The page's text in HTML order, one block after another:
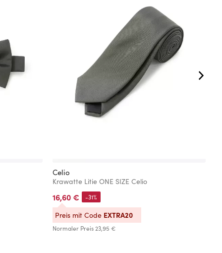
Celio
Krawatte Litie ONE SIZE Celio
16,60 €
Normaler Preis23,95 €
-31%
Preis mit Code EXTRA20